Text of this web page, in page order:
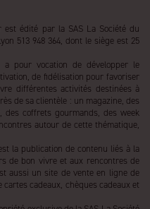
édité par la SAS La Société du
513 948 364, dont le siège est 25
pour vocation de développer le
de fidélisation pour favoriser
différentes activités destinées à
de sa clientèle : un magazine, des
des coffrets gourmands, des week
autour de cette thématique,
la publication de contenu liés à la
de bon vivre et aux rencontres de
aussi un site de vente en ligne de
cadeaux, chèques cadeaux et